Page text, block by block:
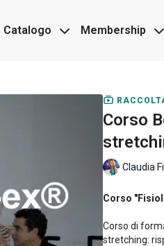
Catalogo Membership
Corso
Claudia
Corso
Corso di
stretching: